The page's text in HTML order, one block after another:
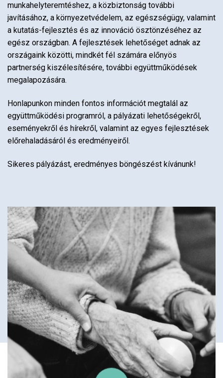
munkahelyteremtéshez, a közbiztonság további
javításához, a környezetvédelem, az egészségügy, valamint
a kutatás-fejlesztés és az innováció ösztönzéséhez az
egész országban. A fejlesztések lehetőséget adnak az
országaink közötti, mindkét fél számára előnyös
partnerség kiszélesítésére, további együttműködések
megalapozására.
Honlapunkon minden fontos információt megtalál az
együttműködési programról, a pályázati lehetőségekről,
eseményekről és hírekről, valamint az egyes fejlesztések
előrehaladásáról és eredményeiről.
Sikeres pályázást, eredményes böngészést kívánunk!